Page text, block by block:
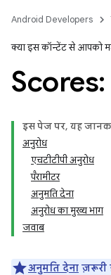
Android Developers
क्या इस कॉन्टेंट से आपको
इस पेज पर, यह
अनुरोध
एचटीटीपी अनुरोध
पैरामीटर
अनुमति देना
अनुरोध का मुख्य भाग
जवाब
अनुमति देना ज़रूरी